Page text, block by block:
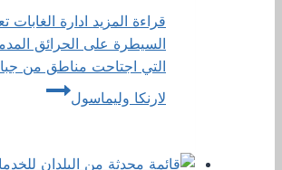
قراءة المزيد ادارة الغابات
السيطرة على الحرائق
التي اجتاحت مناطق من
لارنكا وليماسول